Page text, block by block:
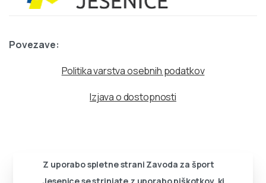
Povezave:
Politika varstva osebnih podatkov
Izjava o dostopnosti
Z uporabo spletne strani Zavoda za šport